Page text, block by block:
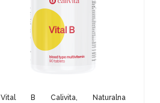
Vital B Calivita, Naturalna